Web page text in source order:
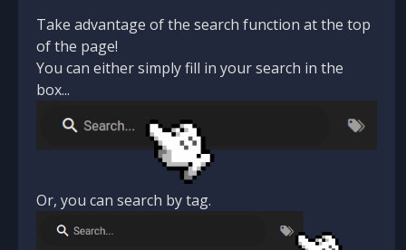
Take advantage of the search function at the top
of the page!
You can either simply fill in your search in the
box...
Or, you can search by tag.